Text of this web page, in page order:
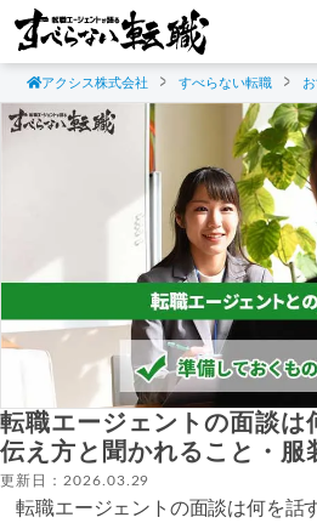
アクシス株式会社 すべらない転職
転職エージェントの面談は
伝え方と聞かれること・服
更新日：2026.03.29
転職エージェントの面談は何を話